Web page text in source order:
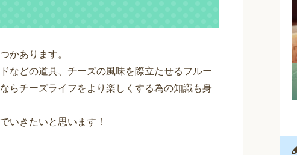
かあります。
などの道具、チーズの風味を際立たせるフルー
らチーズライフをより楽しくする為の知識も身
いきたいと思います！